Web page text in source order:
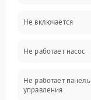
Нагрев
Вода
Гигиена
Не включается
Не работает насос
Не работает панель
управления